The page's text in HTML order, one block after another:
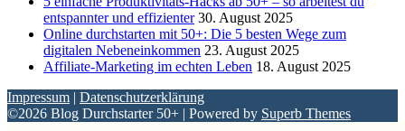
entspannter und effizienter 30. August 2025
Online durchstarten mit 50+: Die 5 besten Wege zum
digitalen Nebeneinkommen 23. August 2025
Affiliate-Marketing im echten Leben 18. August 2025
Impressum | Datenschutzerklärung
©2026 Blog Durchstarter 50+ | Powered by Superb Themes